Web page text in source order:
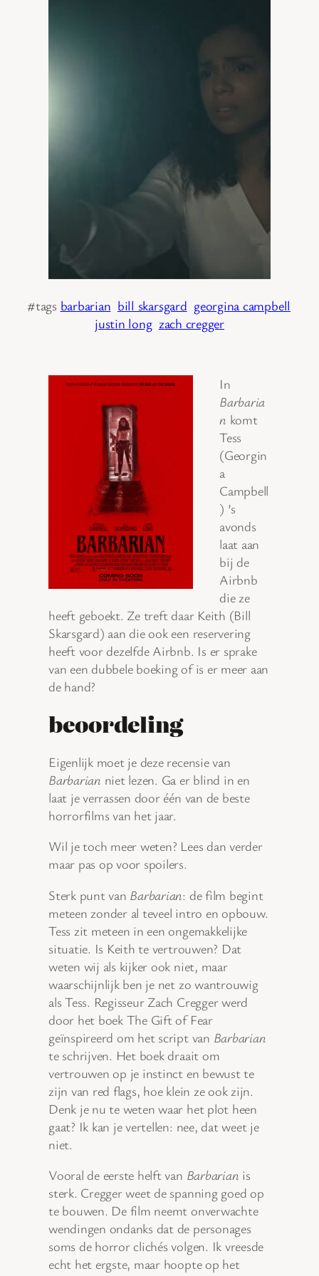
#tags barbarian bill skarsgard georgina campbell
justin long zach cregger
In
Barbaria
n komt
Tess
(Georgin
a
Campbell
) ’s
avonds
laat aan
bij de
Airbnb
die ze
heeft geboekt. Ze treft daar Keith (Bill
Skarsgard) aan die ook een reservering
heeft voor dezelfde Airbnb. Is er sprake
van een dubbele boeking of is er meer aan
de hand?
beoordeling
Eigenlijk moet je deze recensie van
Barbarian niet lezen. Ga er blind in en
laat je verrassen door één van de beste
horrorfilms van het jaar.
Wil je toch meer weten? Lees dan verder
maar pas op voor spoilers.
Sterk punt van Barbarian: de film begint
meteen zonder al teveel intro en opbouw.
Tess zit meteen in een ongemakkelijke
situatie. Is Keith te vertrouwen? Dat
weten wij als kijker ook niet, maar
waarschijnlijk ben je net zo wantrouwig
als Tess. Regisseur Zach Cregger werd
door het boek The Gift of Fear
geïnspireerd om het script van Barbarian
te schrijven. Het boek draait om
vertrouwen op je instinct en bewust te
zijn van red flags, hoe klein ze ook zijn.
Denk je nu te weten waar het plot heen
gaat? Ik kan je vertellen: nee, dat weet je
niet.
Vooral de eerste helft van Barbarian is
sterk. Cregger weet de spanning goed op
te bouwen. De film neemt onverwachte
wendingen ondanks dat de personages
soms de horror clichés volgen. Ik vreesde
echt het ergste, maar hoopte op het